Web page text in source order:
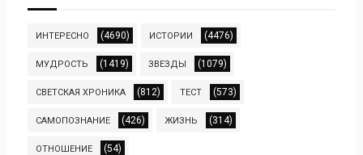
ИНТЕРЕСНО (4690) ИСТОРИИ (4476)
МУДРОСТЬ (1419) ЗВЕЗДЫ (1079)
СВЕТСКАЯ ХРОНИКА (812) ТЕСТ (573)
САМОПОЗНАНИЕ (426) ЖИЗНЬ (314)
ОТНОШЕНИЕ (54)